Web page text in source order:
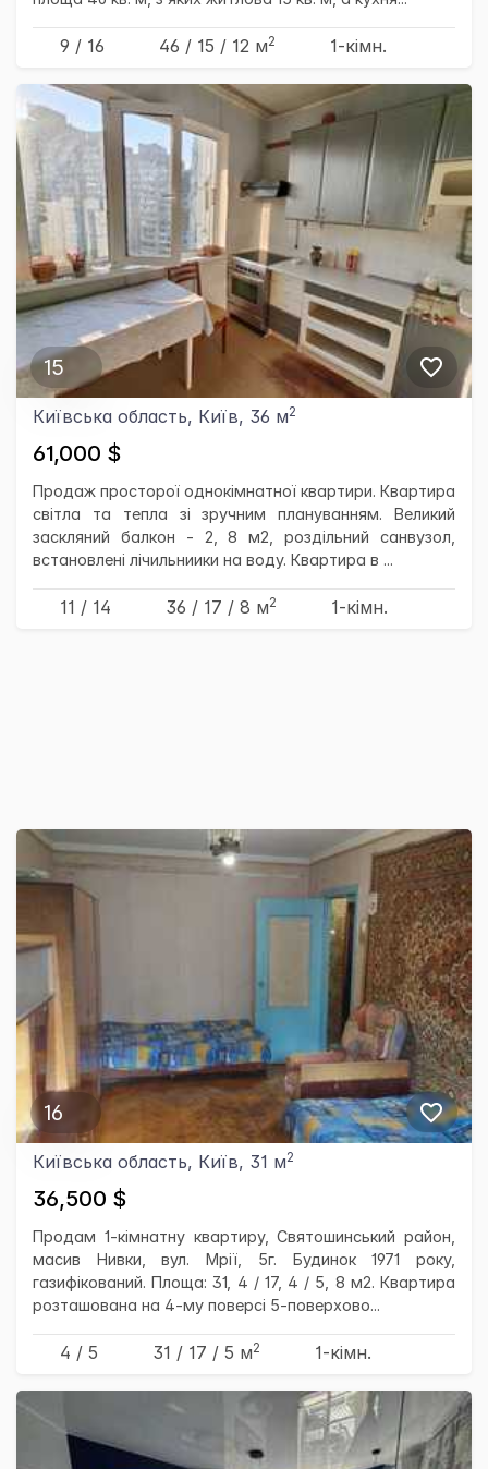
9 / 16 46 / 15 / 12 м2 1-кімн.
15
Київська область, Київ, 36 м2
61,000 $
Продаж просторої однокімнатної квартири. Квартира
світла та тепла зі зручним плануванням. Великий
заскляний балкон - 2, 8 м2, роздільний санвузол,
встановлені лічильниики на воду. Квартира в ...
11 / 14 36 / 17 / 8 м2 1-кімн.
16
Київська область, Київ, 31 м2
36,500 $
Продам 1-кімнатну квартиру, Святошинський район,
масив Нивки, вул. Мрії, 5г. Будинок 1971 року,
газифікований. Площа: 31, 4 / 17, 4 / 5, 8 м2. Квартира
розташована на 4-му поверсі 5-поверхово...
4 / 5 31 / 17 / 5 м2 1-кімн.